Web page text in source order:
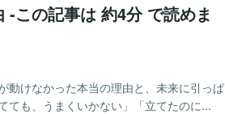
-この記事は 約4分 で読めま
動けなかった本当の理由と、未来に引っぱ
も、うまくいかない」「立てたのに...